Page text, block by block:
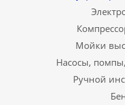
Мойки
Насосы,
Ручной